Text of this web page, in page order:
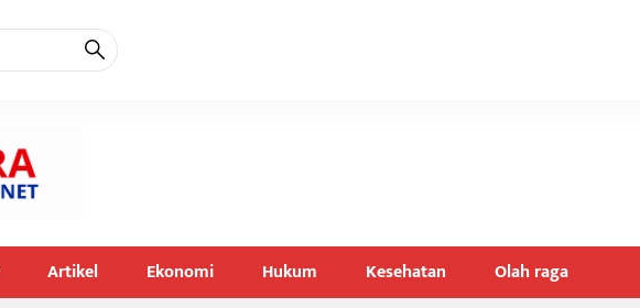
Artikel Ekonomi Hukum Kesehatan
Olah raga